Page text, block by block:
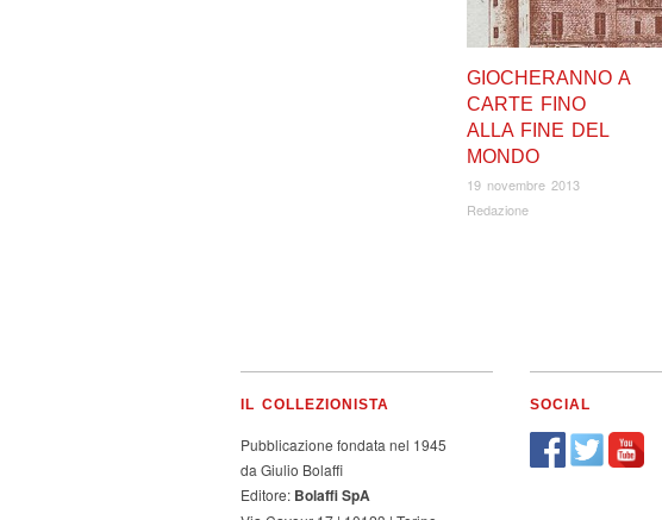
GIOCHERANNO A
CARTE FINO
ALLA FINE DEL
MONDO
19 novembre 2013
Redazione
IL COLLEZIONISTA
Pubblicazione fondata nel 1945
da Giulio Bolaffi
Editore: Bolaffi SpA
SOCIAL